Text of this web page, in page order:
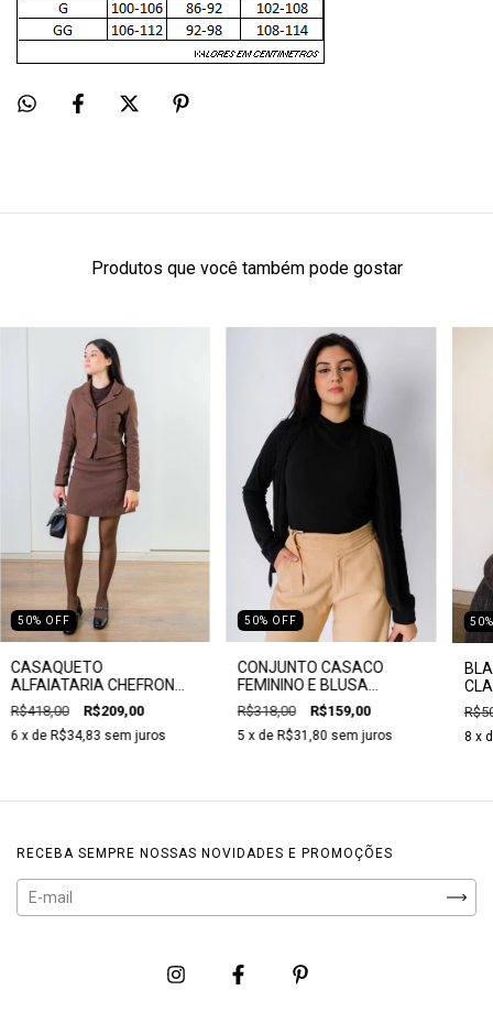
Produtos que você também pode gostar
50% OFF
CASAQUETO
ALFAIATARIA CHEFRON
PRETO E MARROM -
CLARA ASSIS
R$418,00 R$209,00
6 x de R$34,83 sem juros
50% OFF
CONJUNTO CASACO
FEMININO E BLUSA
FEMININA MALHA TRICOT
PRETA - CLARA ASSIS
R$318,00 R$159,00
5 x de R$31,80 sem juros
50
8 x
RECEBA SEMPRE NOSSAS NOVIDADES E PROMOÇÕES